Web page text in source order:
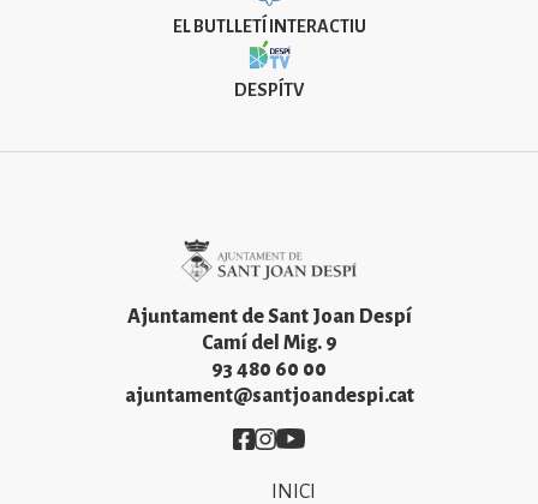
EL BUTLLETÍ INTERACTIU
DESPÍTV
Ajuntament de Sant Joan Despí
Camí del Mig. 9
93 480 60 00
ajuntament@santjoandespi.cat
Imatge
Imatge
Imatge
INICI